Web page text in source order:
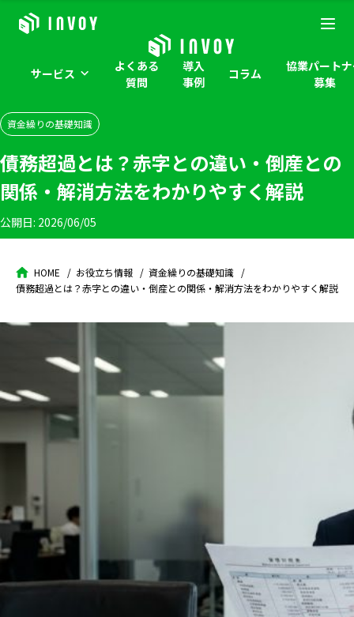
サービス
よくある
質問
導入
事例
コラム
協業パート
募集
資金繰りの基礎知識
債務超過とは？赤字との違い・倒産との
関係・解消方法をわかりやすく解説
公開日: 2026/06/05
HOME お役立ち情報
資金繰りの基礎知識
債務超過とは？赤字との違い・倒産との関係・解消方法をわかりやすく解説